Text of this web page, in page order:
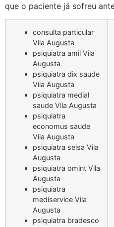
que o paciente já sofreu
consulta particular
Vila Augusta
psiquiatra amil Vila
Augusta
psiquiatra dix saude
Vila Augusta
psiquiatra medial
saude Vila Augusta
psiquiatra
economus saude
Vila Augusta
psiquiatra seisa Vila
Augusta
psiquiatra omint Vila
Augusta
psiquiatra
mediservice Vila
Augusta
psiquiatra bradesco